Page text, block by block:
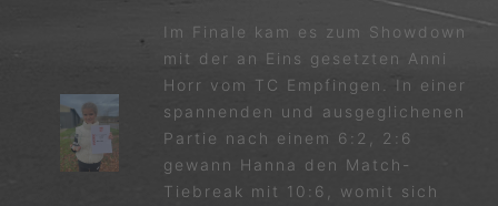
Im Finale kam es zum Showdown
mit der an Eins gesetzten Anni
Horr vom TC Empfingen. In einer
spannenden und ausgeglichenen
Partie nach einem 6:2, 2:6
gewann Hanna den Match-
Tiebreak mit 10:6, womit sich